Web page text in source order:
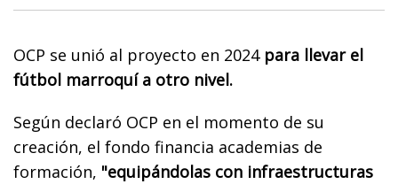
OCP se unió al proyecto en 2024 para llevar el
fútbol marroquí a otro nivel.
Según declaró OCP en el momento de su
creación, el fondo financia academias de
formación, "equipándolas con infraestructuras